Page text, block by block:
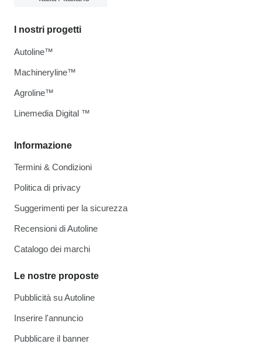
Informazione
Termini & Condizioni
Politica di privacy
Suggerimenti per la sicurezza
Recensioni di Autoline
Catalogo dei marchi
Le nostre proposte
Pubblicità su Autoline
Inserire l'annuncio
Pubblicare il banner
I nostri progetti
Autoline™
Machineryline™
Agroline™
Linemedia Digital ™